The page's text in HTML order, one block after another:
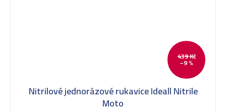
439 Kč
–9 %
Nitrilové jednorázové rukavice Ideall Nitrile
Moto